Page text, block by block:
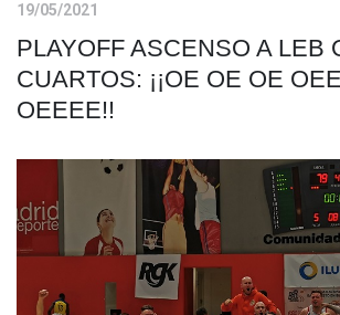
19/05/2021
PLAYOFF ASCENSO A LEB
CUARTOS: ¡¡OE OE OE
OEEEE!!